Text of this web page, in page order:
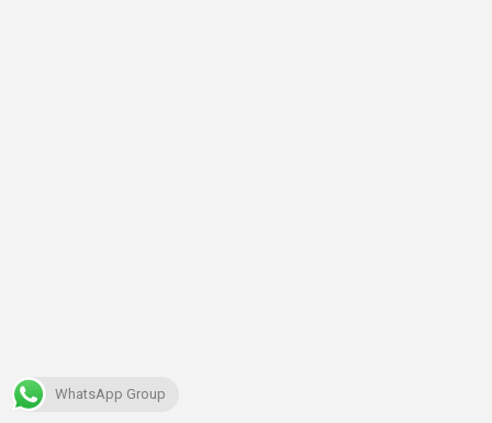
WhatsApp Group